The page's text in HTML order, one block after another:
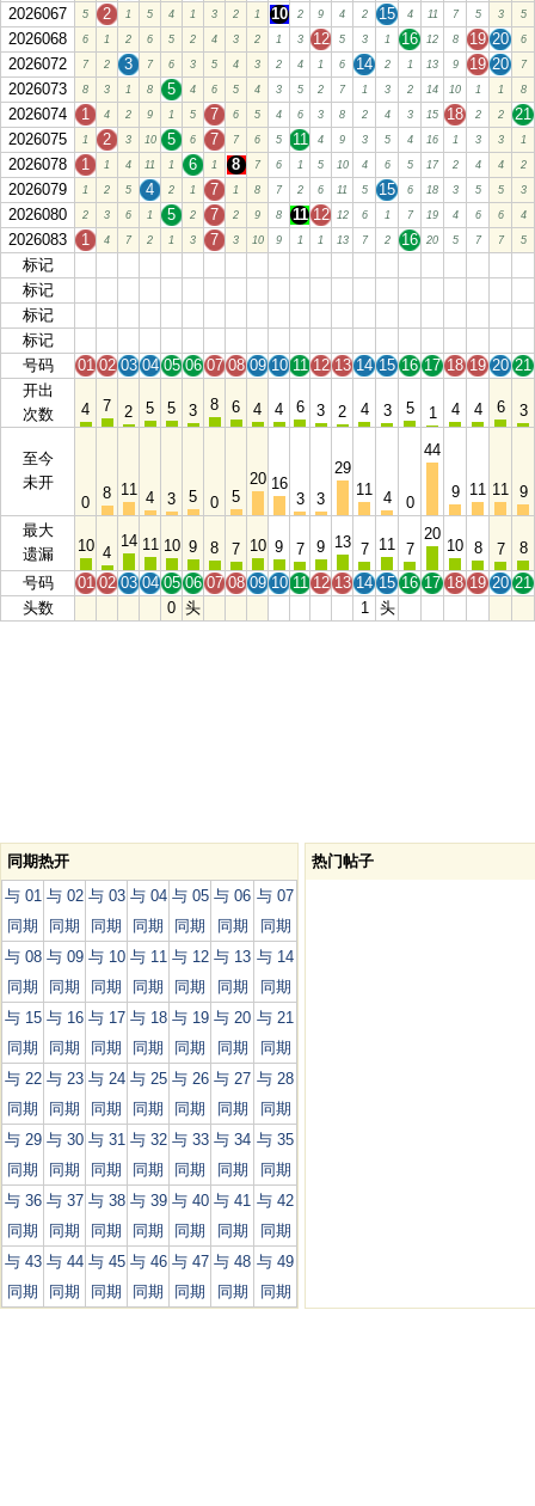
2026067 5 2 1 5 4 1 3 2 1 10 2 9 4 2 15 4 11 7 5 3 5
2026068 6 1 2 6 5 2 4 3 2 1 3 12 5 3 1 16 12 8 19 20 6
2026072 7 2 3 7 6 3 5 4 3 2 4 1 6 14 2 1 13 9 19 20 7
2026073 8 3 1 8 5 4 6 5 4 3 5 2 7 1 3 2 14 10 1 1 8
2026074 1 4 2 9 1 5 7 6 5 4 6 3 8 2 4 3 15 18 2 2
21
2026075
1 2 3 10 5 6 7 7 6 5 11 4 9 3 5 4 16 1 3 3 1
2026078 1 1 4 11 1 6 1 8 7 6 1 5 10 4 6 5 17 2 4 4 2
2026079 1 2 5 4 2 1 7 1 8 7 2 6 11 5 15 6 18 3 5 5 3
2026080 2 3 6 1 5 2 7 2 9 8 11 12 12 6 1 7 19 4 6 6 4
2026083 1 4 7 2 1 3 7 3 10 9 1 1 13 7 2 16 20 5 7 7 5
标记
标记
标记
标记
号码
01 02 03 04 05 06 07 08 09 10 11 12 13 14 15 16 17 18 19 20 21
开出
次数
4 7 2 5 5 3 8 6 4 4 6 3 2 4 3 5 1 4 4 6 3
至今
未开
0
8 11 4 3 5 0 5
20 16
3
3
29
11 4 0
44
9 11 11 9
最大
遗漏
10 4
14 11 10 9 8 7 10 9 7 9 13 7 11 7
20
10 8 7
8
号码
01 02 03 04 05 06 07 08 09 10 11 12 13 14 15 16 17 18 19 20 21
头数
0 头 1 头
同期热开
与 01
同期
与 02
同期
与 03
同期
与 04
同期
与 05
同期
与 06
同期
与 07
同期
与 08
同期
与 09
同期
与 10
同期
与 11
同期
与 12
同期
与 13
同期
与 14
同期
与 15
同期
与 16
同期
与 17
同期
与 18
同期
与 19
同期
与 20
同期
与 21
同期
与 22
同期
与 23
同期
与 24
同期
与 25
同期
与 26
同期
与 27
同期
与 28
同期
与 29
同期
与 30
同期
与 31
同期
与 32
同期
与 33
同期
与 34
同期
与 35
同期
与 36
同期
与 37
同期
与 38
同期
与 39
同期
与 40
同期
与 41
同期
与 42
同期
与 43
同期
与 44
同期
与 45
同期
与 46
同期
与 47
同期
与 48
同期
与 49
同期
热门帖子